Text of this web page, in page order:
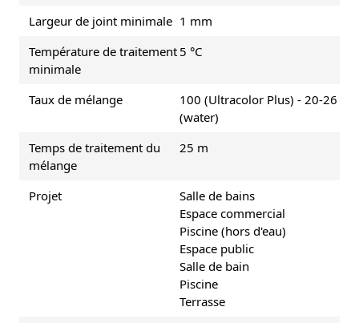
Largeur de joint minimale 1 mm
Température de traitement
minimale
5 °C
Taux de mélange
100 (Ultracolor Plus) - 20-26
(water)
Temps de traitement du
mélange
25 m
Projet
Salle de bains
Espace commercial
Piscine (hors d'eau)
Espace public
Salle de bain
Piscine
Terrasse